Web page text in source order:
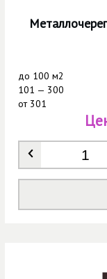
до 100 м2
101 — 300
от301